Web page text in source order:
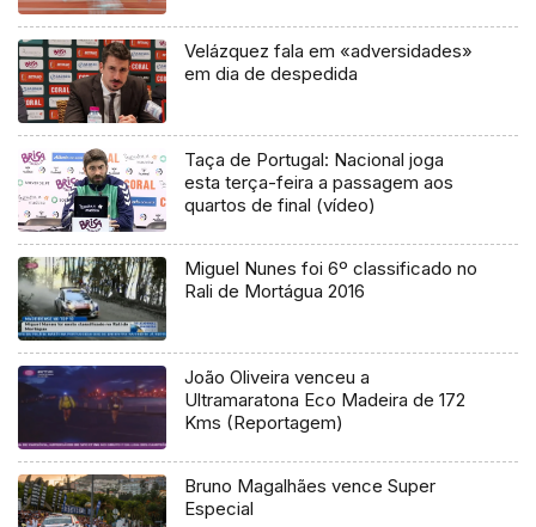
Velázquez fala em «adversidades»
em dia de despedida
Taça de Portugal: Nacional joga
esta terça-feira a passagem aos
quartos de final (vídeo)
Miguel Nunes foi 6º classificado no
Rali de Mortágua 2016
João Oliveira venceu a
Ultramaratona Eco Madeira de 172
Kms (Reportagem)
Bruno Magalhães vence Super
Especial